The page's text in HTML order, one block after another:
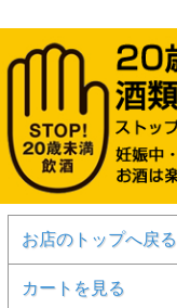
お店のトップへ戻る
カートを見る